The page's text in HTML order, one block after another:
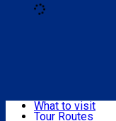
Useful info
What to visit
Tour Routes